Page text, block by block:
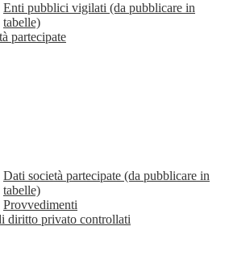
Enti pubblici vigilati (da pubblicare in
tabelle)
partecipate
Dati società partecipate (da pubblicare in
tabelle)
Provvedimenti
diritto privato controllati